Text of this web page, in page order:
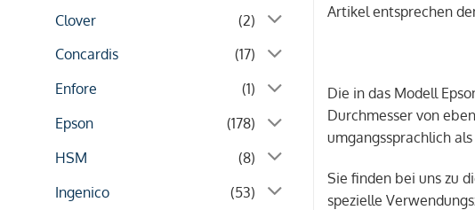
Clover
(2)
Concardis
(17)
Enfore
(1)
Epson
(178)
HSM
(8)
Ingenico
(53)
Artikel entsprechen
Die in das Modell
Durchmesser von
umgangssprachlich
Sie finden bei uns zu
spezielle